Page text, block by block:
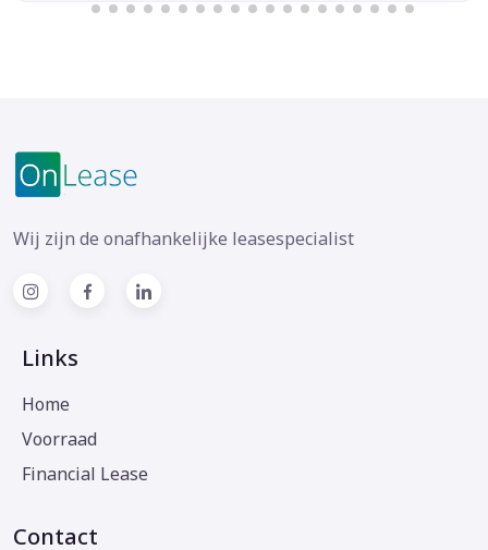
Wij zijn de onafhankelijke leasespecialist
Links
Home
Voorraad
Financial Lease
Contact